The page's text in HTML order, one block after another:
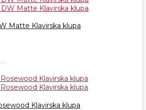
Matte Klavirska klupa
Klavirska klupa